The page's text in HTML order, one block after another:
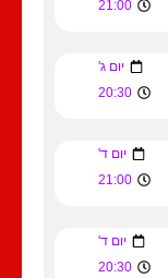
21:00
יום ג'
20:30
יום ד'
21:00
יום ד'
20:30